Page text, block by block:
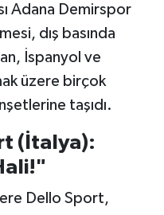
Adana Demirspor
dış basında
İspanyol ve
üzere birçok
taşıdı.
(İtalya):
Dello Sport,